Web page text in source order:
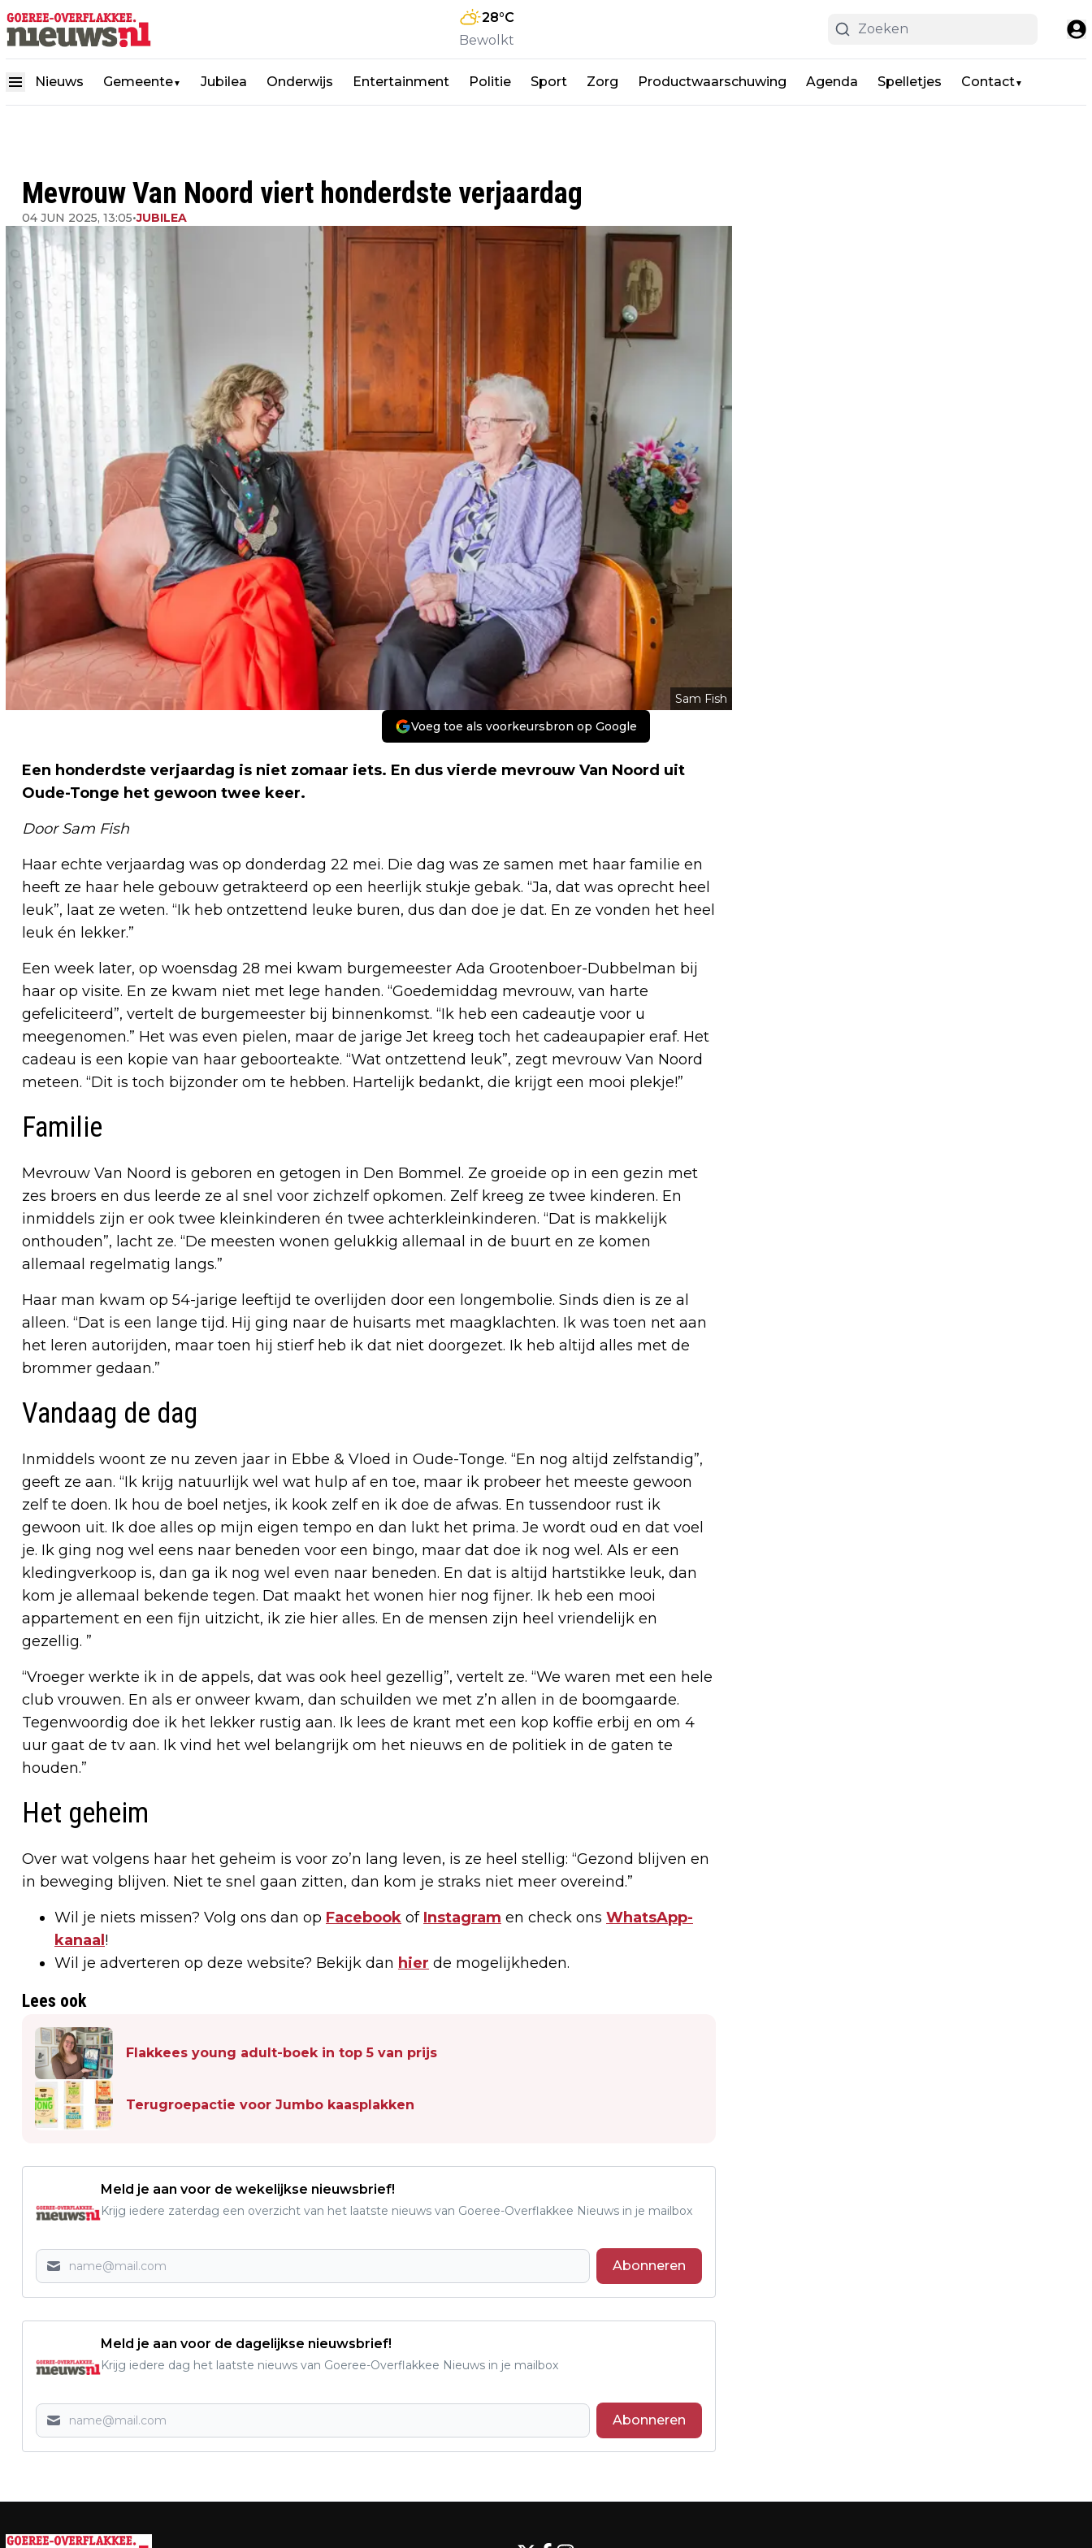
28°C
Bewolkt
Nieuws Gemeente▼ Jubilea Onderwijs Entertainment Politie Sport Zorg Productwaarschuwing Agenda Spelletjes Contact▼
Mevrouw Van Noord viert honderdste verjaardag
04 JUN 2025, 13:05•JUBILEA
Sam Fish
Voeg toe als voorkeursbron op Google
Een honderdste verjaardag is niet zomaar iets. En dus vierde mevrouw Van Noord uit
Oude-Tonge het gewoon twee keer.
Door Sam Fish
Haar echte verjaardag was op donderdag 22 mei. Die dag was ze samen met haar familie en
heeft ze haar hele gebouw getrakteerd op een heerlijk stukje gebak. “Ja, dat was oprecht heel
leuk”, laat ze weten. “Ik heb ontzettend leuke buren, dus dan doe je dat. En ze vonden het heel
leuk én lekker.”
Een week later, op woensdag 28 mei kwam burgemeester Ada Grootenboer-Dubbelman bij
haar op visite. En ze kwam niet met lege handen. “Goedemiddag mevrouw, van harte
gefeliciteerd”, vertelt de burgemeester bij binnenkomst. “Ik heb een cadeautje voor u
meegenomen.” Het was even pielen, maar de jarige Jet kreeg toch het cadeaupapier eraf. Het
cadeau is een kopie van haar geboorteakte. “Wat ontzettend leuk”, zegt mevrouw Van Noord
meteen. “Dit is toch bijzonder om te hebben. Hartelijk bedankt, die krijgt een mooi plekje!”
Familie
Mevrouw Van Noord is geboren en getogen in Den Bommel. Ze groeide op in een gezin met
zes broers en dus leerde ze al snel voor zichzelf opkomen. Zelf kreeg ze twee kinderen. En
inmiddels zijn er ook twee kleinkinderen én twee achterkleinkinderen. “Dat is makkelijk
onthouden”, lacht ze. “De meesten wonen gelukkig allemaal in de buurt en ze komen
allemaal regelmatig langs.”
Haar man kwam op 54-jarige leeftijd te overlijden door een longembolie. Sinds dien is ze al
alleen. “Dat is een lange tijd. Hij ging naar de huisarts met maagklachten. Ik was toen net aan
het leren autorijden, maar toen hij stierf heb ik dat niet doorgezet. Ik heb altijd alles met de
brommer gedaan.”
Vandaag de dag
Inmiddels woont ze nu zeven jaar in Ebbe & Vloed in Oude-Tonge. “En nog altijd zelfstandig”,
geeft ze aan. “Ik krijg natuurlijk wel wat hulp af en toe, maar ik probeer het meeste gewoon
zelf te doen. Ik hou de boel netjes, ik kook zelf en ik doe de afwas. En tussendoor rust ik
gewoon uit. Ik doe alles op mijn eigen tempo en dan lukt het prima. Je wordt oud en dat voel
je. Ik ging nog wel eens naar beneden voor een bingo, maar dat doe ik nog wel. Als er een
kledingverkoop is, dan ga ik nog wel even naar beneden. En dat is altijd hartstikke leuk, dan
kom je allemaal bekende tegen. Dat maakt het wonen hier nog fijner. Ik heb een mooi
appartement en een fijn uitzicht, ik zie hier alles. En de mensen zijn heel vriendelijk en
gezellig. ”
“Vroeger werkte ik in de appels, dat was ook heel gezellig”, vertelt ze. “We waren met een hele
club vrouwen. En als er onweer kwam, dan schuilden we met z’n allen in de boomgaarde.
Tegenwoordig doe ik het lekker rustig aan. Ik lees de krant met een kop koffie erbij en om 4
uur gaat de tv aan. Ik vind het wel belangrijk om het nieuws en de politiek in de gaten te
houden.”
Het geheim
Over wat volgens haar het geheim is voor zo’n lang leven, is ze heel stellig: “Gezond blijven en
in beweging blijven. Niet te snel gaan zitten, dan kom je straks niet meer overeind.”
Wil je niets missen? Volg ons dan op Facebook of Instagram en check ons WhatsApp-
kanaal !
Wil je adverteren op deze website? Bekijk dan hier de mogelijkheden.
Lees ook
Flakkees young adult-boek in top 5 van prijs
Terugroepactie voor Jumbo kaasplakken
Meld je aan voor de wekelijkse nieuwsbrief!
Krijg iedere zaterdag een overzicht van het laatste nieuws van Goeree-Overflakkee Nieuws in je mailbox
Abonneren
Meld je aan voor de dagelijkse nieuwsbrief!
Krijg iedere dag het laatste nieuws van Goeree-Overflakkee Nieuws in je mailbox
Abonneren
FLAKKEES YOUNG ADULT-BOEK IN TOP 5